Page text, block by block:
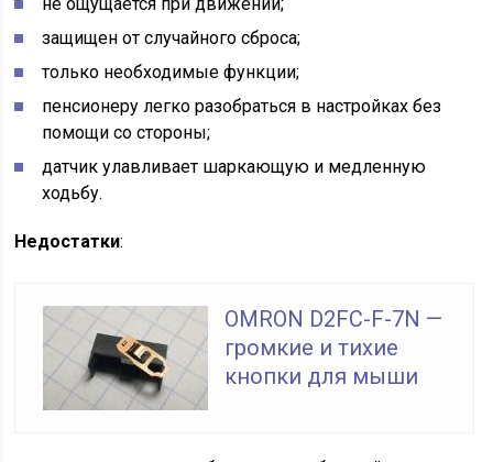
защищен от случайного сброса;
только необходимые функции;
пенсионеру легко разобраться в настройках без
помощи со стороны;
датчик улавливает шаркающую и медленную
ходьбу.
Недостатки:
OMRON D2FC-F-7N —
громкие и тихие
кнопки для мыши